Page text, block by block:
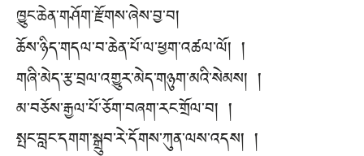
ཁྱུང་ཆེན་གཤོག་རྫོགས་ཞེས་བྱ་བ།
ཆོས་ཉིད་གདལ་བ་ཆེན་པོ་ལ་ཕྱག་འཚལ་ལོ། །
གཞི་མེད་རྩ་བྲལ་འགྱུར་མེད་གཉུག་མའི་སེམས། །
མ་བཅོས་རྒྱལ་པོ་ཅོག་བཞག་རང་གྲོལ་བ། །
སྤང་བླང་དགག་སྒྲུབ་རེ་དོགས་ཀུན་ལས་འདས། །